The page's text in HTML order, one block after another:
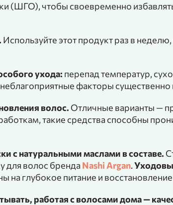
(ШГО), чтобы своевременно
Используйте этот продукт раз в
ухода: перепад температур,
факторы существенно
волос. Отличные варианты —
такие средства способны
с натуральными маслами в составе.
для волос бренда Nashi Argan.
на глубокое питание и
работая с волосами дома —